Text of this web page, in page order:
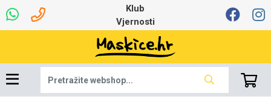
Klub
Vjernosti